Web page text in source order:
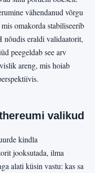
vähendanud võrgu
omakorda stabiliseerib
nõudis eraldi validaatorit,
peegeldab see arv
areng, mis hoiab
valikud
kindla
jooksutada, ilma
alati küsin vastu: kas sa